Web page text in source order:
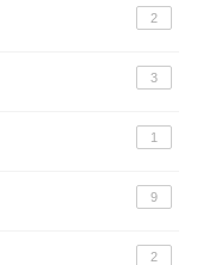
2
3
1
9
2